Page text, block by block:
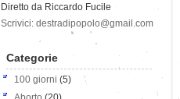
Diretto da Riccardo Fucile
Scrivici: destradipopolo@gmail.com
Categorie
100 giorni (5)